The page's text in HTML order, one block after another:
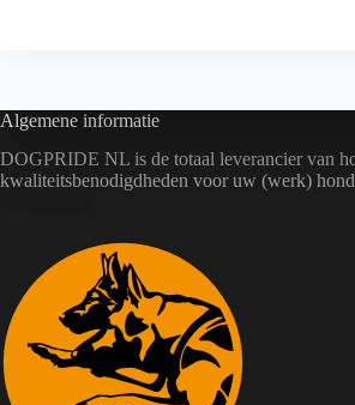
Algemene informatie
DOGPRIDE NL is de totaal leverancier van
kwaliteitsbenodigdheden voor uw (werk)